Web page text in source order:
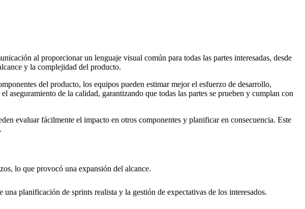
al proporcionar un lenguaje visual común para todas las partes interesadas, desde
y la complejidad del producto.
del producto, los equipos pueden estimar mejor el esfuerzo de desarrollo,
de la calidad, garantizando que todas las partes se prueben y cumplan con
evaluar fácilmente el impacto en otros componentes y planificar en consecuencia. Este
lo que provocó una expansión del alcance.
planificación de sprints realista y la gestión de expectativas de los interesados.